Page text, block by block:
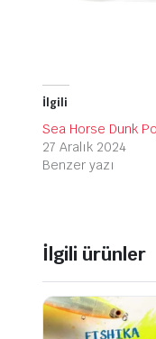
İlgili
Sea Horse Dunk
27 Aralık 2024
Benzer yazı
İlgili ürünler